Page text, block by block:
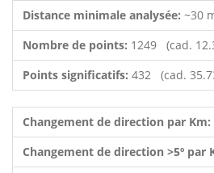
Distance minimale analysée: ~30
Nombre de points: 1249 (cad.
Points significatifs: 432 (cad.
Changement de direction par Km:
Changement de direction >5º par